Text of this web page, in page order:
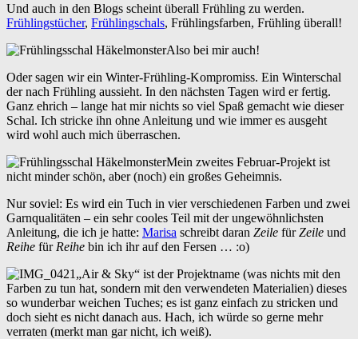
Und auch in den Blogs scheint überall Frühling zu werden.
Frühlingstücher, Frühlingschals, Frühlingsfarben, Frühling überall!
Also bei mir auch!
Oder sagen wir ein Winter-Frühling-Kompromiss. Ein Winterschal
der nach Frühling aussieht. In den nächsten Tagen wird er fertig.
Ganz ehrich – lange hat mir nichts so viel Spaß gemacht wie dieser
Schal. Ich stricke ihn ohne Anleitung und wie immer es ausgeht
wird wohl auch mich überraschen.
Mein zweites Februar-Projekt ist
nicht minder schön, aber (noch) ein großes Geheimnis.
Nur soviel: Es wird ein Tuch in vier verschiedenen Farben und zwei
Garnqualitäten – ein sehr cooles Teil mit der ungewöhnlichsten
Anleitung, die ich je hatte: Marisa schreibt daran Zeile fürZeile und
Reihe für Reihe bin ich ihr auf den Fersen … :o)
„Air & Sky“ ist der Projektname (was nichts mit den
Farben zu tun hat, sondern mit den verwendeten Materialien) dieses
so wunderbar weichen Tuches; es ist ganz einfach zu stricken und
doch sieht es nicht danach aus. Hach, ich würde so gerne mehr
verraten (merkt man gar nicht, ich weiß).